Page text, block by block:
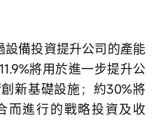
設備投資提升公司的產能
將用於進一步提升公
新基礎設施；約30%將
而進行的戰略投資及收